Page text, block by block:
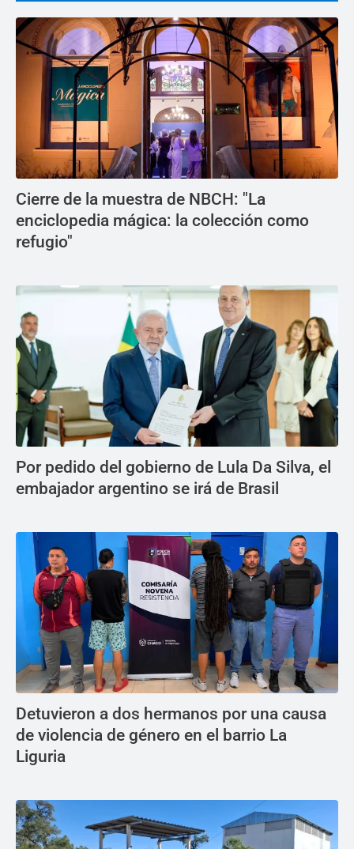
Cierre de la muestra de NBCH: "La
enciclopedia mágica: la colección como
refugio"
Por pedido del gobierno de Lula Da Silva, el
embajador argentino se irá de Brasil
Detuvieron a dos hermanos por una causa
de violencia de género en el barrio La
Liguria